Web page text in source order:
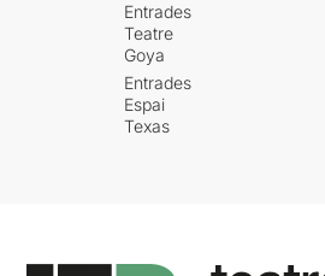
Entrades
Teatre
Goya
Entrades
Espai
Texas